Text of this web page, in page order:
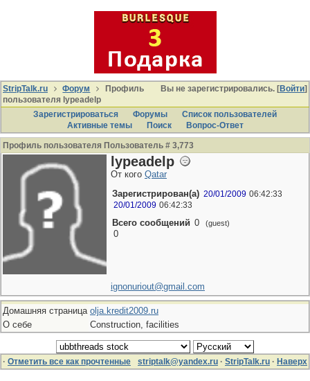
Вы не зарегистрировались. [Войти]
StripTalk.ru Форум
Профиль
пользователя lypeadelp
Зарегистрироваться
Форумы
Список пользователей
Активные темы
Поиcк Вопрос-Ответ
Профиль пользователя Пользователь # 3,773
lypeadelp
От кого Qatar
Зарегистрирован(а) 20/01/2009 06:42:33
20/01/2009 06:42:33
Всего сообщений 0 (guest)
0
ignonuriout@gmail.com
Домашняя страница olja.kredit2009.ru
О себе
Construction, facilities
· Отметить все как прочтенные striptalk@yandex.ru · StripTalk.ru · Наверх